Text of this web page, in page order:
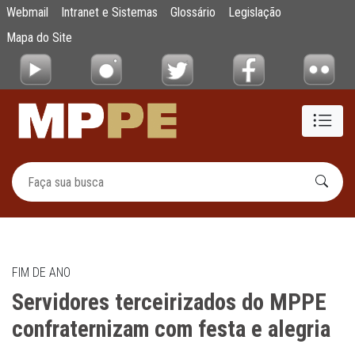
Pular para o Conteúdo principal
Servidores terceirizados do MPPE
Webmail Intranet e Sistemas Glossário
Legislação
Mapa do Site
FIM DE ANO
Servidores terceirizados do MPPE
confraternizam com festa e alegria